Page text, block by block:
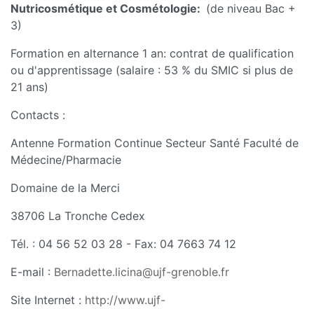
Nutricosmétique et Cosmétologie: (de niveau Bac +
3)
Formation en alternance 1 an: contrat de qualification
ou d'apprentissage (salaire : 53 % du SMIC si plus de
21 ans)
Contacts :
Antenne Formation Continue Secteur Santé Faculté de
Médecine/Pharmacie
Domaine de la Merci
38706 La Tronche Cedex
Tél. : 04 56 52 03 28 - Fax: 04 7663 74 12
E-mail : Bernadette.licina@ujf-grenoble.fr
Site Internet : http://www.ujf-